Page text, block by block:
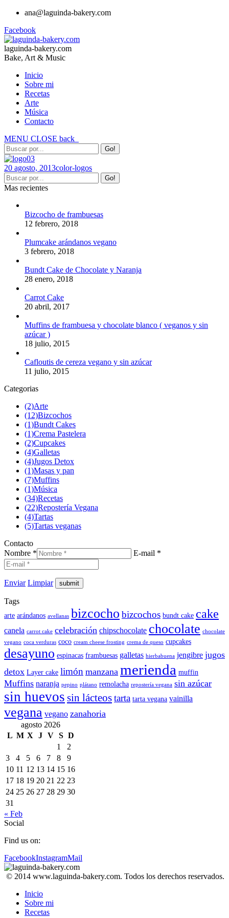
ana@laguinda-bakery.com
Facebook
laguinda-bakery.com
Bake, Art & Music
Inicio
Sobre mi
Recetas
Arte
Música
Contacto
MENU CLOSE back
20 agosto, 2013color-logos
Mas recientes
Bizcocho de frambuesas
12 febrero, 2018
Plumcake arándanos vegano
3 febrero, 2018
Bundt Cake de Chocolate y Naranja
28 enero, 2018
Carrot Cake
20 abril, 2017
Muffins de frambuesa y chocolate blanco ( veganos y sin
azúcar )
18 julio, 2015
Cafloutis de cereza vegano y sin azúcar
11 julio, 2015
Categorias
(2)Arte
(12)Bizcochos
(1)Bundt Cakes
(1)Crema Pastelera
(2)Cupcakes
(4)Galletas
(4)Jugos Detox
(1)Masas y pan
(7)Muffins
(1)Música
(34)Recetas
(22)Repostería Vegana
(4)Tartas
(5)Tartas veganas
Contacto
Nombre *
E-mail *
Enviar Limpiar
Tags
arte arándanos avellanas bizcocho bizcochos bundt cake cake
canela carrot cake celebración chipschocolate chocolate chocolate
vegano coca verduras coco cream cheese frosting crema de queso cupcakes
desayuno espinacas frambuesas galletas hierbabuena jengibre jugos
detox Layer cake limón manzana merienda muffin
Muffins naranja pepino plátano remolacha repostería vegana sin azúcar
sin huevos sin lácteostarta tarta vegana vainilla
vegana vegano zanahoria
agosto 2026
L M X J V S D
1
2
3
4 5 6 7 8
9
10 11 12 13 14 15 16
17 18 19 20 21 22 23
24 25 26 27 28 29 30
31
« Feb
Social
Find us on:
FacebookInstagramMail
© 2014 www.laguinda-bakery.com. Todos los derechos reservados.
Inicio
Sobre mi
Recetas